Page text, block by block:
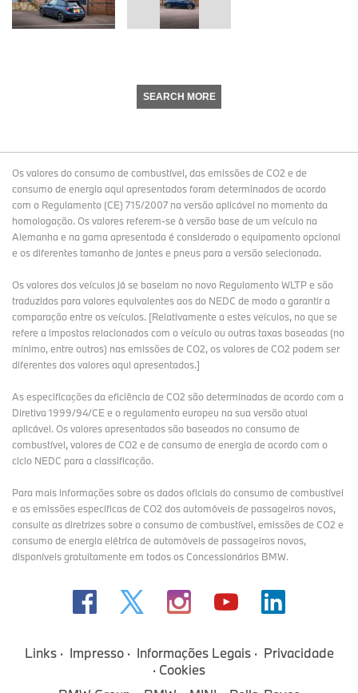
SEARCH MORE
Os valores do consumo de combustível, das emissões de CO2 e de
consumo de energia aqui apresentados foram determinados de acordo
com o Regulamento (CE) 715/2007 na versão aplicável no momento da
homologação. Os valores referem-se à versão base de um veículo na
Alemanha e na gama apresentada é considerado o equipamento opcional
e os diferentes tamanho de jantes e pneus para a versão selecionada.
Os valores dos veículos já se baseiam no novo Regulamento WLTP e são
traduzidos para valores equivalentes aos do NEDC de modo a garantir a
comparação entre os veículos. [Relativamente a estes veículos, no que se
refere a impostos relacionados com o veículo ou outras taxas baseadas (no
mínimo, entre outros) nas emissões de CO2, os valores de CO2 podem ser
diferentes dos valores aqui apresentados.]
As especificações da eficiência de CO2 são determinadas de acordo com a
Diretiva 1999/94/CE e o regulamento europeu na sua versão atual
aplicável. Os valores apresentados são baseados no consumo de
combustível, valores de CO2 e de consumo de energia de acordo com o
ciclo NEDC para a classificação.
Para mais informações sobre os dados oficiais do consumo de combustível
e as emissões específicas de CO2 dos automóveis de passageiros novos,
consulte as diretrizes sobre o consumo de combustível, emissões de CO2 e
consumo de energia elétrica de automóveis de passageiros novos,
disponíveis gratuitamente em todos os Concessionários BMW.
Links Impresso Informações Legais
Privacidade
Cookies